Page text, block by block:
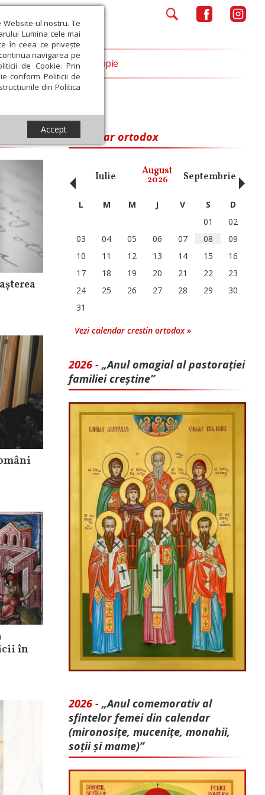
ul nostru. Te
Lumina cele mai
în ceea ce privește
navigarea pe
de Cookie. Prin
conform Politicii de
din Politica
Accept
Opinii Filantropie
în
Calendar ortodox
Iulie August
2026 Septembrie
‹ L M M J V S
D
01
02
03
04 05 06 07 08
09
10
11 12 13 14 15
16
17
18 19 20 21 22
23
24
25 26 27 28 29
30
31
Vezi calendar crestin ortodox »
2026 - „Anul omagial al pastorației
familiei creștine”
2026 - „Anul comemorativ al
sfintelor femei din calendar
(mironosițe, mu­cenițe, monahii,
soții și mame)”